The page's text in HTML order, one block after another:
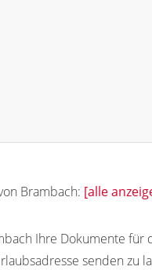
Brambach: [alle
Ihre Dokumente für
senden zu